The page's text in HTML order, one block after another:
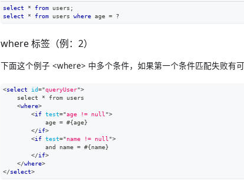
select * from users ;
select
* from users where age = ?
where 标签（例：2）
下面这个例子 <where> 中多个条件，如果第一个条件匹配失败有
<select id="queryUser">
    select * from users
<where>
<if test="age != null ">
            age = #{age}
</if>
<if test="name != null ">
            and name = #{name}
</if>
</where>
</select>